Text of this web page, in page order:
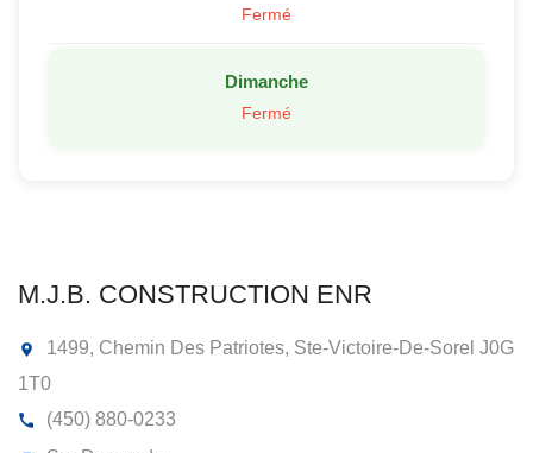
Fermé
Dimanche
Fermé